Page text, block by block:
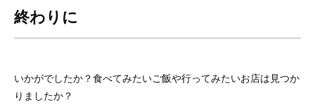
終わりに
いかがでしたか？食べてみたいご飯や行ってみたいお店は見つか
りましたか？